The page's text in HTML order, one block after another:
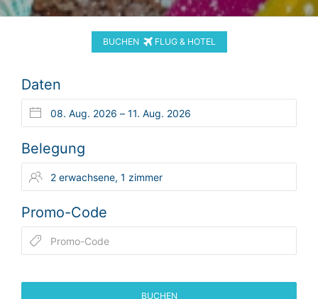
BUCHEN FLUG & HOTEL
Daten
Belegung
Promo-Code
BUCHEN